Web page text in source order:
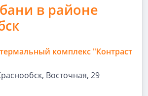
в районе
комплекс "Контраст
Восточная, 29